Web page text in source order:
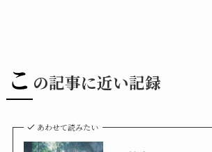
こ の記事に近い記録
あわせて読みたい